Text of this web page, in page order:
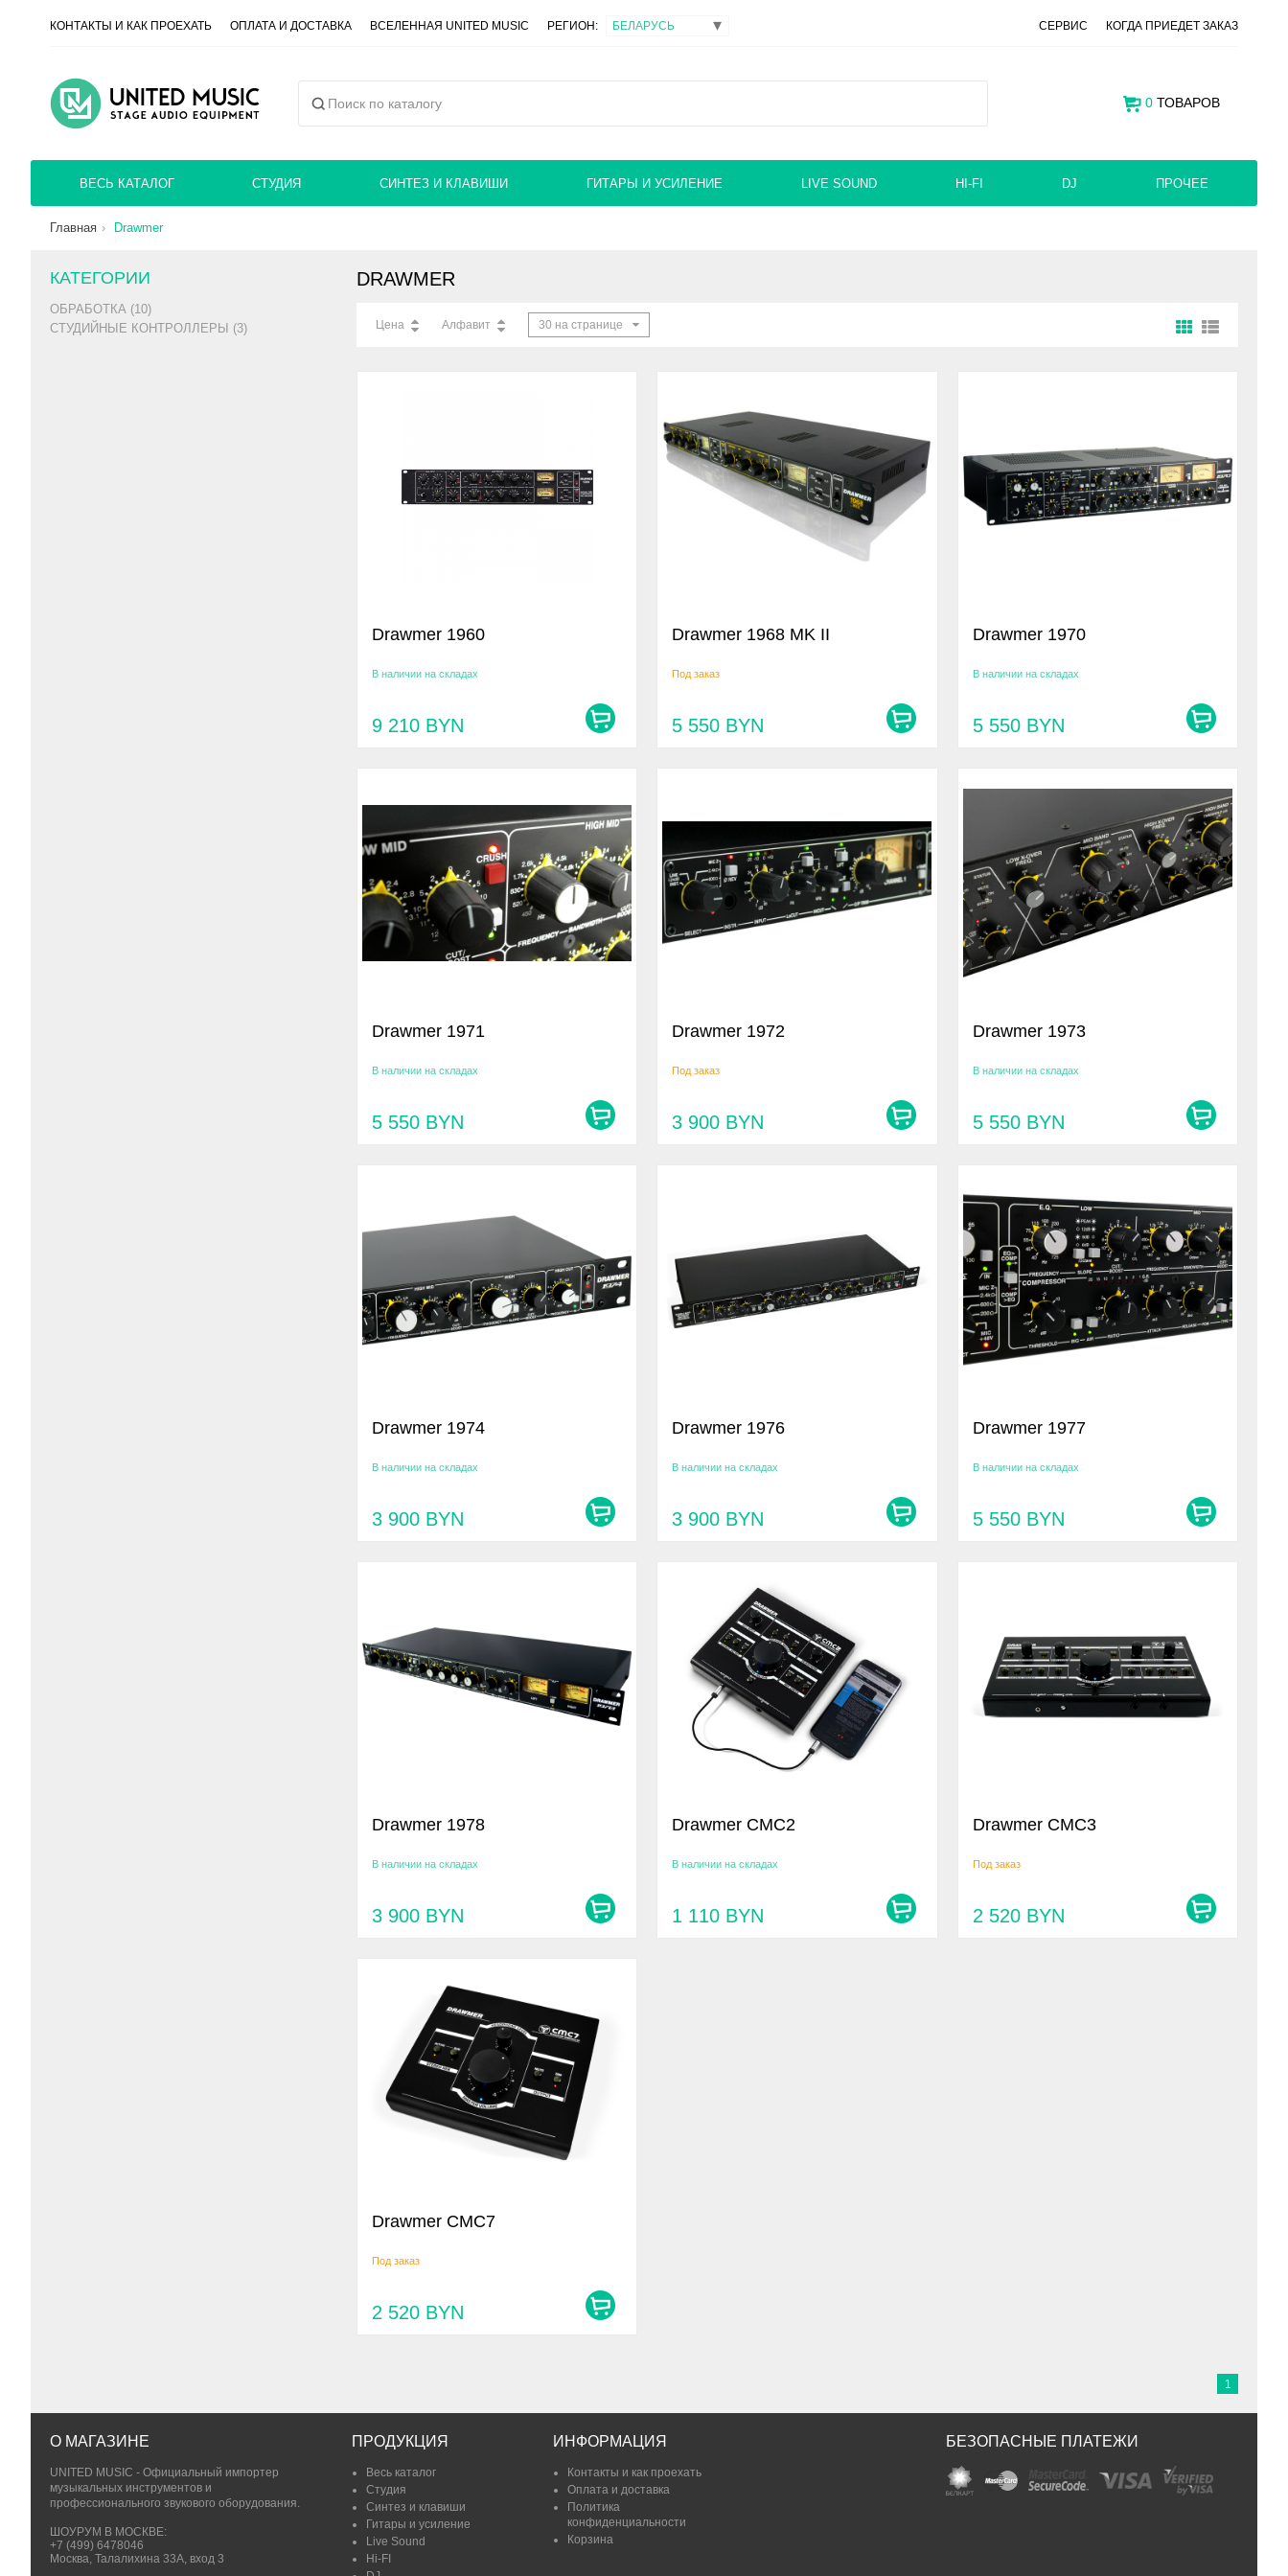
КОНТАКТЫ И КАК ПРОЕХАТЬ ОПЛАТА И ДОСТАВКА ВСЕЛЕННАЯ UNITED MUSIC РЕГИОН: СЕРВИС КОГДА ПРИЕДЕТ ЗАКАЗ
0 ТОВАРОВ
ВЕСЬ КАТАЛОГ СТУДИЯ СИНТЕЗ И КЛАВИШИ ГИТАРЫ И УСИЛЕНИЕ LIVE SOUND HI-FI DJ ПРОЧЕЕ
Главная Drawmer
КАТЕГОРИИ
ОБРАБОТКА (10)
СТУДИЙНЫЕ КОНТРОЛЛЕРЫ (3)
DRAWMER
Цена Алфавит 30 на странице
Drawmer 1960
В наличии на складах
9 210 BYN
Drawmer 1968 MK II
Под заказ
5 550 BYN
Drawmer 1970
В наличии на складах
5 550 BYN
Drawmer 1971
В наличии на складах
5 550 BYN
Drawmer 1972
Под заказ
3 900 BYN
Drawmer 1973
В наличии на складах
5 550 BYN
Drawmer 1974
В наличии на складах
3 900 BYN
Drawmer 1976
В наличии на складах
3 900 BYN
Drawmer 1977
В наличии на складах
5 550 BYN
Drawmer 1978
В наличии на складах
3 900 BYN
Drawmer CMC2
В наличии на складах
1 110 BYN
Drawmer CMC3
Под заказ
2 520 BYN
Drawmer CMC7
Под заказ
2 520 BYN
1
О МАГАЗИНЕ
UNITED MUSIC - Официальный импортер
музыкальных инструментов и
профессионального звукового оборудования.
ШОУРУМ В МОСКВЕ:
+7 (499) 6478046
Москва, Талалихина 33А, вход 3
ПРОДУКЦИЯ
Весь каталог
Студия
Синтез и клавиши
Гитары и усиление
Live Sound
Hi-FI
ИНФОРМАЦИЯ
Контакты и как проехать
Оплата и доставка
Политика
конфиденциальности
Корзина
БЕЗОПАСНЫЕ ПЛАТЕЖИ